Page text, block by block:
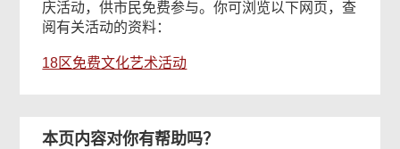
庆活动，供市民免费参与。你可浏览以下网页，查
阅有关活动的资料：
18区免费文化艺术活动
本页内容对你有帮助吗？